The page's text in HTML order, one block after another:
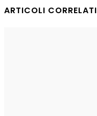
ARTICOLI CORRELATI